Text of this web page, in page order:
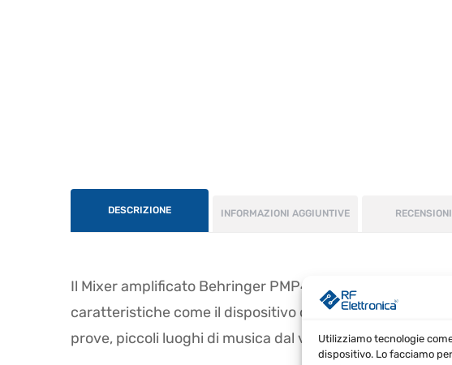
Utilizziamo tecnologie
dispositivo. Lo facciamo
DESCRIZIONE INFORMAZIONI AGGIUNTIVE
Il Mixer amplificato Behringer PMP4000 Power offre 16
caratteristiche come il dispositivo di effetto interno,
prove, piccoli luoghi di musica dal vivo o scuole e club